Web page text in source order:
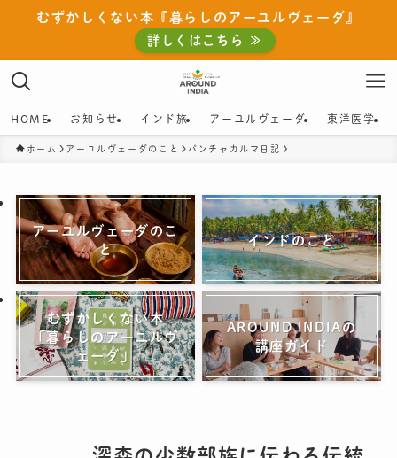
むずかしくない本『暮らしのアーユルヴェーダ』
詳しくはこちら ≫
HOME お知らせ インド旅 アーユルヴェーダ 東洋医学
ホーム アーユルヴェーダのこと パンチャカルマ日記
アーユルヴェーダのこ
と
インドのこと
むずかしくない本
「暮らしのアーユルヴ
ェーダ」
AROUND INDIAの
講座ガイド